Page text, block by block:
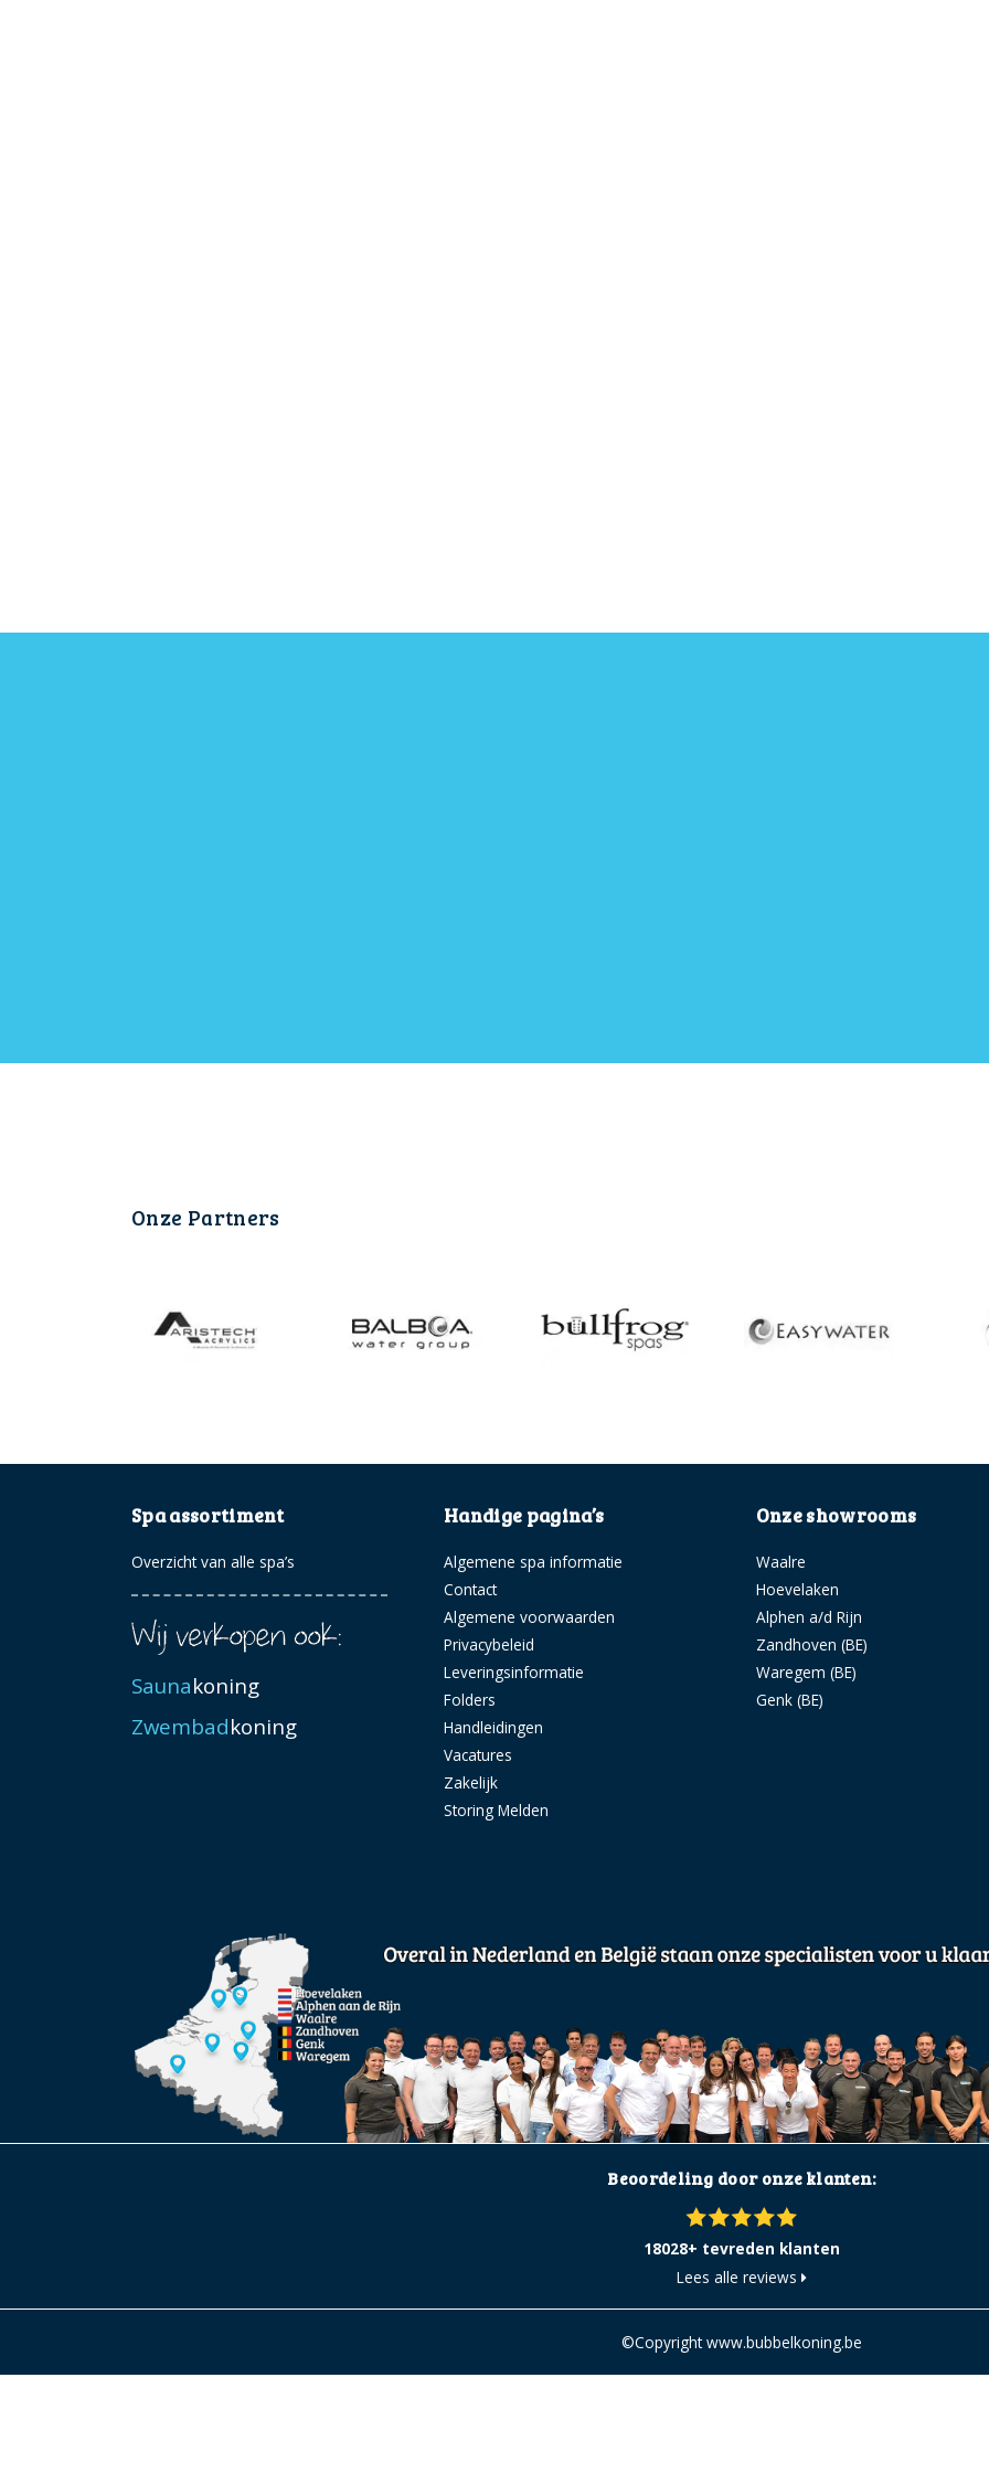
Onze Partners
Spa assortiment
Overzicht van alle spa’s
Saunakoning
Zwembadkoning
Onze showrooms
Waalre
Hoevelaken
Alphen a/d Rijn
Zandhoven (BE)
Waregem (BE)
Genk (BE)
Handige pagina’s
Algemene spa informatie
Contact
Algemene voorwaarden
Privacybeleid
Leveringsinformatie
Folders
Handleidingen
Vacatures
Zakelijk
Storing Melden
Beoordeling door onze klanten:
18028+ tevreden klanten
Lees alle reviews
©Copyright www.bubbelkoning.be